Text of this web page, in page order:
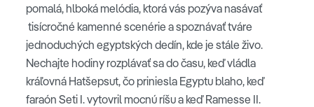
pomalá, hlboká melódia, ktorá vás pozýva nasávať
tisícročné kamenné scenérie a spoznávať tváre
jednoduchých egyptských dedín, kde je stále živo.
Nechajte hodiny rozplávať sa do času, keď vládla
kráľovná Hatšepsut, čo priniesla Egyptu blaho, keď
faraón Seti I. vytovril mocnú ríšu a keď Ramesse II.